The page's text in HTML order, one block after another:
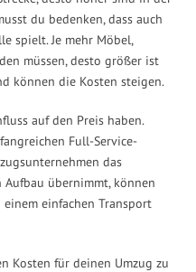
du bedenken, dass auch
spielt. Je mehr Möbel,
müssen, desto größer ist
können die Kosten steigen.
auf den Preis haben.
Full-Service-
das
Aufbau übernimmt, können
einfachen Transport
Kosten für deinen Umzug zu